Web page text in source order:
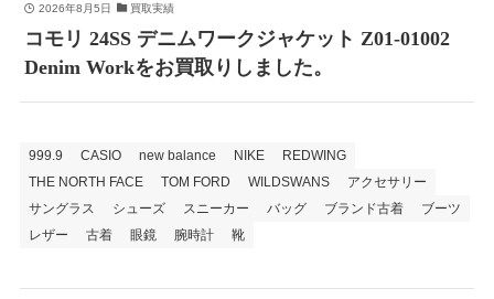
2026年8月5日 買取実績
コモリ 24SS デニムワークジャケット Z01-01002
Denim Workをお買取りしました。
999.9 CASIO new balance NIKE
REDWING
THE NORTH FACE
TOM FORD WILDSWANS
アクセサリー
サングラス
シューズ スニーカー バッグ ブランド古着
ブーツ
レザー
古着 眼鏡 腕時計 靴